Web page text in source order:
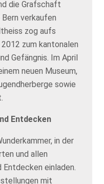
die Grafschaft
verkaufen
zog aufs
zum kantonalen
Gefängnis. Im April
neuen Museum,
sowie
Entdecken
in der
und allen
Entdecken einladen.
mit